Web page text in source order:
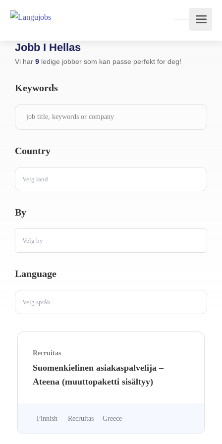
Jobb I Hellas
Vi har 9 ledige jobber som kan passe perfekt for deg!
Keywords
Country
Velg land
By
Velg by
Language
Velg språk
Recruitas
Suomenkielinen asiakaspalvelija –
Ateena (muuttopaketti sisältyy)
Finnish Recruitas Greece